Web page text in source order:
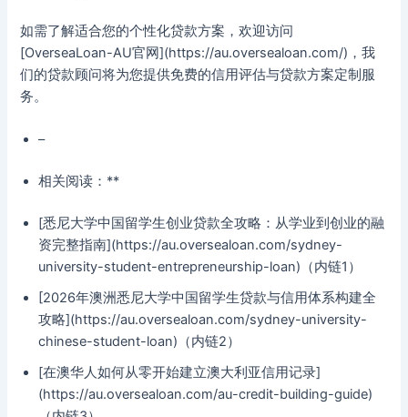
如需了解适合您的个性化贷款方案，欢迎访问
[OverseaLoan-AU官网](https://au.oversealoan.com/)，我
们的贷款顾问将为您提供免费的信用评估与贷款方案定制服
务。
–
相关阅读：**
[悉尼大学中国留学生创业贷款全攻略：从学业到创业的融
资完整指南](https://au.oversealoan.com/sydney-
university-student-entrepreneurship-loan)（内链1）
[2026年澳洲悉尼大学中国留学生贷款与信用体系构建全
攻略](https://au.oversealoan.com/sydney-university-
chinese-student-loan)（内链2）
[在澳华人如何从零开始建立澳大利亚信用记录]
(https://au.oversealoan.com/au-credit-building-guide)